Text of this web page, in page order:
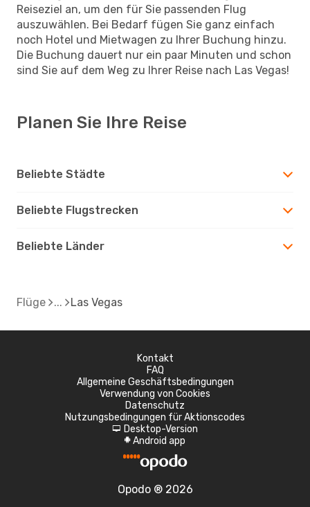
Reiseziel an, um den für Sie passenden Flug
auszuwählen. Bei Bedarf fügen Sie ganz einfach
noch Hotel und Mietwagen zu Ihrer Buchung hinzu.
Die Buchung dauert nur ein paar Minuten und schon
sind Sie auf dem Weg zu Ihrer Reise nach Las Vegas!
Planen Sie Ihre Reise
Beliebte Städte
Beliebte Flugstrecken
Beliebte Länder
Flüge Las Vegas
Kontakt
FAQ
Allgemeine Geschäftsbedingungen
Verwendung von Cookies
Datenschutz
Nutzungsbedingungen für Aktionscodes
d Desktop-Version
A Android app
Opodo ® 2026